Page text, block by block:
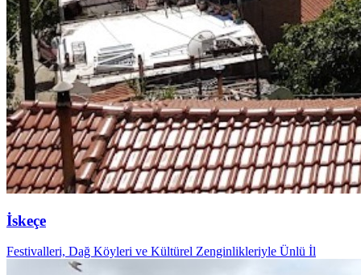
İskeçe
Festivalleri, Dağ Köyleri ve Kültürel Zenginlikleriyle Ünlü İl